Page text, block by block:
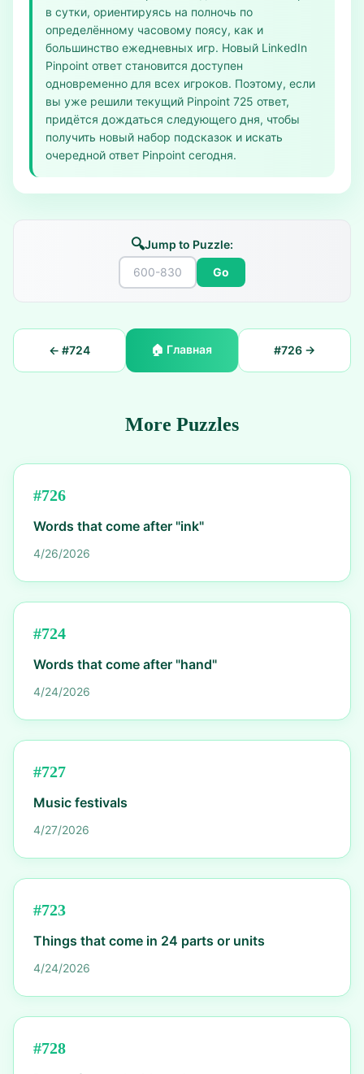
в сутки, ориентируясь на полночь по
определённому часовому поясу, как и
большинство ежедневных игр. Новый LinkedIn
Pinpoint ответ становится доступен
одновременно для всех игроков. Поэтому, если
вы уже решили текущий Pinpoint 725 ответ,
придётся дождаться следующего дня, чтобы
получить новый набор подсказок и искать
очередной ответ Pinpoint сегодня.
🔍Jump to Puzzle:
Go
← #724 🏠 Главная #726→
More Puzzles
#726
Words that come after "ink"
4/26/2026
#724
Words that come after "hand"
4/24/2026
#727
Music festivals
4/27/2026
#723
Things that come in 24 parts or units
4/24/2026
#728